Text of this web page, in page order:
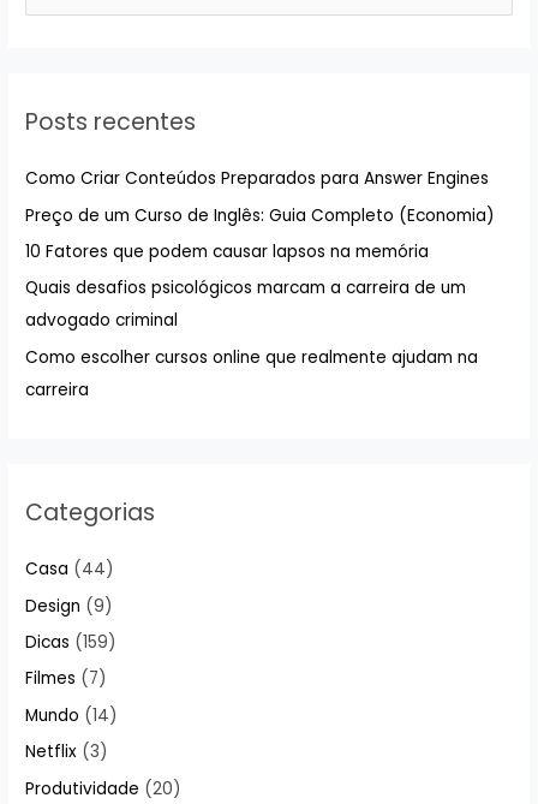
i
r
p
o
r
:
Posts recentes
Como Criar Conteúdos Preparados para Answer Engines
Preço de um Curso de Inglês: Guia Completo (Economia)
10 Fatores que podem causar lapsos na memória
Quais desafios psicológicos marcam a carreira de um
advogado criminal
Como escolher cursos online que realmente ajudam na
carreira
Categorias
Casa (44)
Design (9)
Dicas (159)
Filmes (7)
Mundo (14)
Netflix (3)
Produtividade (20)